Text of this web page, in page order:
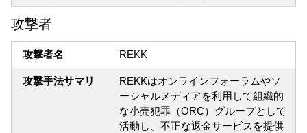
攻撃者
攻撃者名 REKK
攻撃手法サマリ
REKKはオンラインフォーラムやソ
ーシャルメディアを利用して組織的
な小売犯罪（ORC）グループとして
活動し、不正な返金サービスを提供